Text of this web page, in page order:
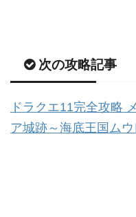
次の攻略記事
ドラクエ11完全攻略
ア城跡～海底王国ム